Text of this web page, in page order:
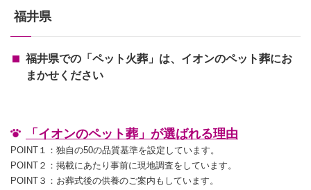
福井県
福井県での「ペット火葬」は、イオンのペット葬にお
まかせください
「イオンのペット葬」が選ばれる理由
POINT１：独自の50の品質基準を設定しています。
POINT２：掲載にあたり事前に現地調査をしています。
POINT３：お葬式後の供養のご案内もしています。